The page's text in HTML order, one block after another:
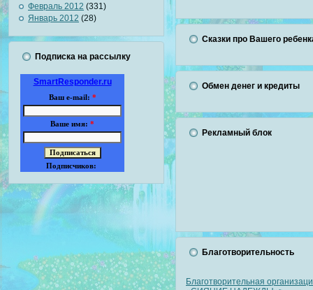
Февраль 2012 (331)
Январь 2012 (28)
Подписка на рассылку
SmartResponder.ru
Ваш e-mail: *
Ваше имя: *
Подписчиков:
Сказки про Вашего
Обмен денег и кредиты
Рекламный блок
Благотворительность
Благотворительная